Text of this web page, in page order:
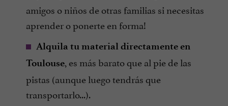
amigos o niños de otras familias si necesitas
aprender o ponerte en forma!
Alquila tu material directamente en
Toulouse, es más barato que al pie de las
pistas (aunque luego tendrás que
transportarlo...).